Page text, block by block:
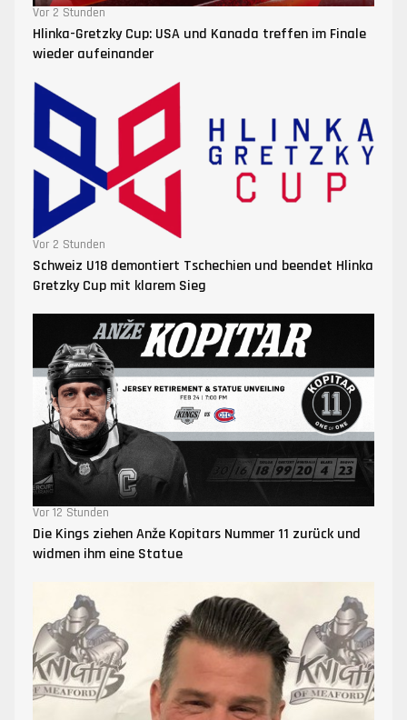
Vor 2 Stunden
Hlinka-Gretzky Cup: USA und Kanada treffen im Finale
wieder aufeinander
Vor 2 Stunden
Schweiz U18 demontiert Tschechien und beendet Hlinka
Gretzky Cup mit klarem Sieg
Vor 12 Stunden
Die Kings ziehen Anže Kopitars Nummer 11 zurück und
widmen ihm eine Statue